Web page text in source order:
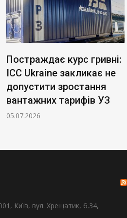
Постраждає курс гривні:
ICC Ukraine закликає не
допустити зростання
вантажних тарифів УЗ
05.07.2026
Київ, вул. Хрещатик, б.34,